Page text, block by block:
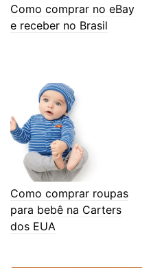
Como comprar no eBay
e receber no Brasil
Como comprar roupas
para bebê na Carters
dos EUA